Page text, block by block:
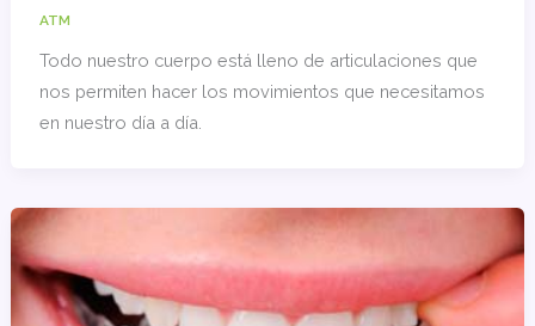
ATM
Todo nuestro cuerpo está lleno de articulaciones que
nos permiten hacer los movimientos que necesitamos
en nuestro día a día.